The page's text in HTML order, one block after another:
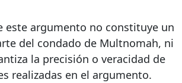
este argumento no constituye un
del condado de Multnomah, ni
la precisión o veracidad de
realizadas en el argumento.